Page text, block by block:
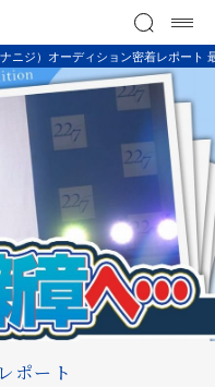
ニジ）オーディション密着レポー
ポート